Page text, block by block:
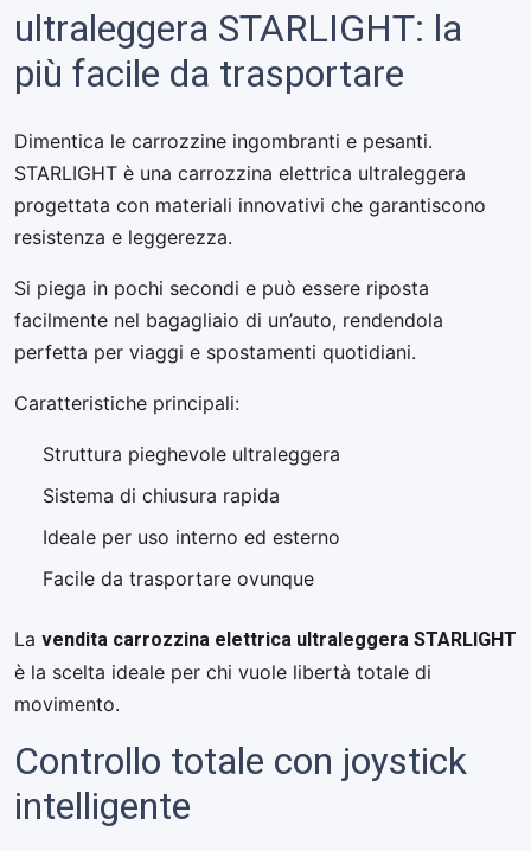
ultraleggera STARLIGHT: la
più facile da trasportare
Dimentica le carrozzine ingombranti e pesanti.
STARLIGHT è una carrozzina elettrica ultraleggera
progettata con materiali innovativi che garantiscono
resistenza e leggerezza.
Si piega in pochi secondi e può essere riposta
facilmente nel bagagliaio di un’auto, rendendola
perfetta per viaggi e spostamenti quotidiani.
Caratteristiche principali:
Struttura pieghevole ultraleggera
Sistema di chiusura rapida
Ideale per uso interno ed esterno
Facile da trasportare ovunque
La vendita carrozzina elettrica ultraleggera STARLIGHT
è la scelta ideale per chi vuole libertà totale di
movimento.
Controllo totale con joystick
intelligente